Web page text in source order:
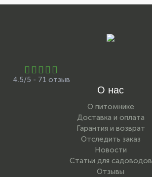
4.5/5 - 71 отзыв
О нас
О питомнике
Доставка и оплата
Гарантия и возврат
Отследить заказ
Новости
Статьи для садоводов
Отзывы